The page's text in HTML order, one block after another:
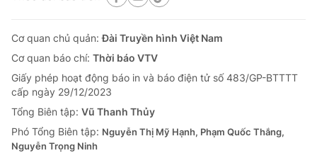
Cơ quan chủ quản:Đài Truyền hình Việt Nam
Cơ quan báo chí: Thời báo VTV
Giấy phép hoạt động báo in và báo điện tử số 483/GP-BTTTT
cấp ngày 29/12/2023
Tổng Biên tập: Vũ Thanh Thủy
Phó Tổng Biên tập: Nguyễn Thị Mỹ Hạnh, Phạm Quốc Thắng,
Nguyễn Trọng Ninh